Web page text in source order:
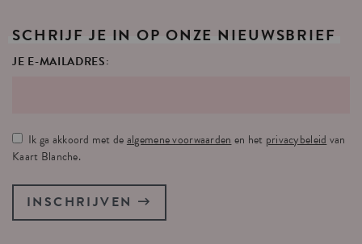
SCHRIJF JE IN OP ONZE NIEUWSBRIEF
JE E-MAILADRES:
Ik ga akkoord met dealgemene voorwaarden en het privacybeleid van
Kaart Blanche.
INSCHRIJVEN